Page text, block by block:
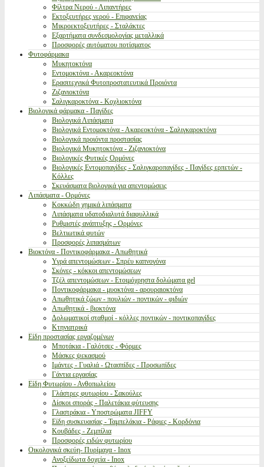
Φίλτρα Νερού - Λιπαντήρες
Εκτοξευτήρες νερού - Επιφανείας
Μικροεκτοξευτήρες - Σταλάκτες
Εξαρτήματα συνδεσμολογίας μεταλλικά
Προσφορές αυτόματου ποτίσματος
Φυτοφάρμακα
Μυκητοκτόνα
Εντομοκτόνα - Ακαρεοκτόνα
Ερασιτεχνικά Φυτοπροστατευτικά Προιόντα
Ζιζανιοκτόνα
Σαλιγκαροκτόνα - Κοχλιοκτόνα
Βιολογικά φάρμακα - Παγίδες
Βιολογικά Λιπάσματα
Βιολογικά Εντομοκτόνα - Ακαρεοκτόνα - Σαλιγκαροκτόνα
Βιολογικά προιόντα προστασίας
Βιολογικά Μυκητοκτόνα - Ζιζανιοκτόνα
Βιολογικές Φυτικές Ορμόνες
Βιολογικές Εντομοπαγίδες - Σαλιγκαροπαγίδες - Παγίδες ερπετών -
Κόλλες
Σκευάσματα βιολογικά για απεντομώσεις
Λιπάσματα - Ορμόνες
Κοκκώδη χημικά λιπάσματα
Λιπάσματα υδατοδιαλυτά διαφυλλικά
Ρυθμιστές ανάπτυξης - Ορμόνες
Βελτιωτικά φυτών
Προσφορές λιπασμάτων
Βιοκτόνα - Ποντικοφάρμακα - Απωθητικά
Υγρά απεντομώσεων - Σπρέυ καπνογόνα
Σκόνες - κόκκοι απεντομώσεων
Τζέλ απεντομώσεων - Ετοιμόχρηστα δολώματα gel
Ποντικοφάρμακα - μυοκτόνα - αρουραιοκτόνα
Απωθητικά ζώων - πουλιών - ποντικών - φιδιών
Απωθητικά - βιοκτόνα
Δολωματικοί σταθμοί - κόλλες ποντικών - ποντικοπαγίδες
Κτηνιατρικά
Είδη προστασίας εργαζομένων
Μποτάκια - Γαλότσες - Φόρμες
Μάσκες ψεκασμού
Ιμάντες - Γυαλιά - Ωτασπίδες - Προσωπίδες
Γάντια εργασίας
Είδη Φυτωρίου - Ανθοπωλείου
Γλάστρες φυτωρίου - Σακούλες
Δίσκοι σποράς - Παλετάκια φύτευσης
Γλαστράκια - Υποστρώματα JIFFY
Είδη συσκευασίας - Ταμπελάκια - Ράφιες - Κορδόνια
Κουβάδες - Ζεμπίλια
Προσφορές ειδών φυτωρίου
Οικολογικά σκεύη- Πυρίμαχα - Inox
Ανοξείδωτα δοχεία - Inox